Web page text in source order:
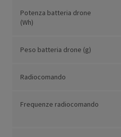
Potenza batteria drone
(Wh)
Peso batteria drone (g)
Radiocomando
Frequenze radiocomando